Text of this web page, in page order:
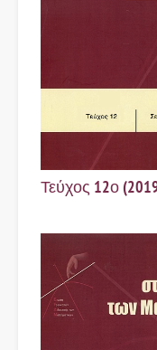
Τεύχος 12ο